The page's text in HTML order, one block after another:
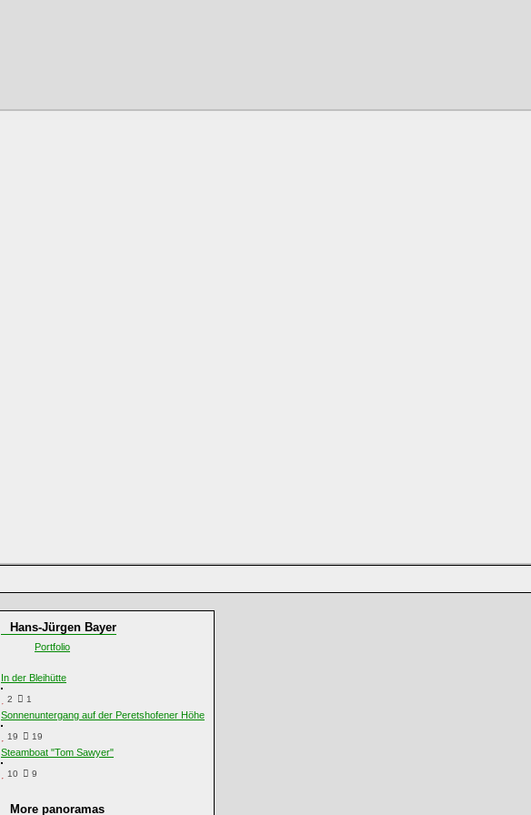
Hans-Jürgen Bayer
Portfolio
In der Bleihütte
2 1
Sonnenuntergang auf der Peretshofener Höhe
19 19
Steamboat "Tom Sawyer"
10 9
More panoramas